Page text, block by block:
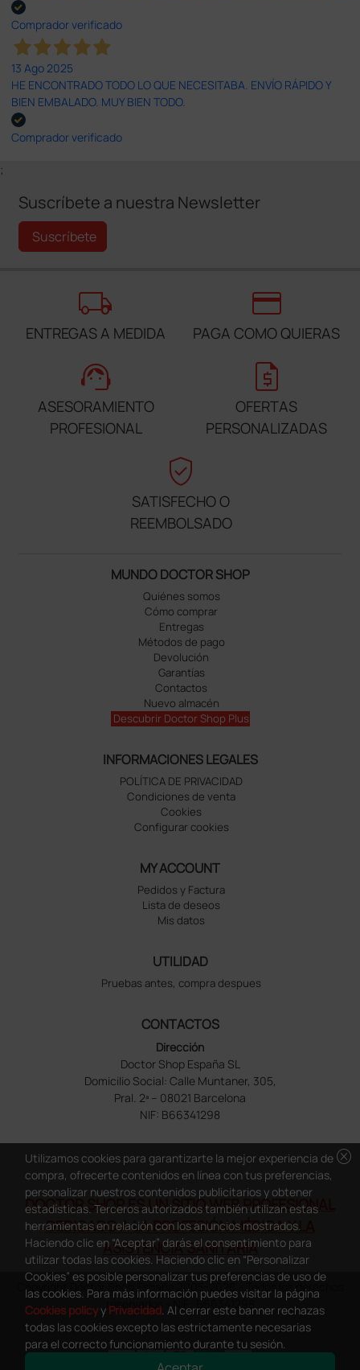
Comprador verificado
13 Ago 2025
HE ENCONTRADO TODO LO QUE NECESITABA. ENVÍO RÁPIDO Y
BIEN EMBALADO. MUY BIEN TODO.
Comprador verificado
;
Suscríbete a nuestra Newsletter
Suscríbete
local_shipping
ENTREGAS A MEDIDA
credit_card
PAGA COMO QUIERAS
support_agent
ASESORAMIENTO
PROFESIONAL
request_quote
OFERTAS
PERSONALIZADAS
verified_user
SATISFECHO O
REEMBOLSADO
MUNDO DOCTOR SHOP
Quiénes somos
Cómo comprar
Entregas
Métodos de pago
Devolución
Garantías
Contactos
Nuevo almacén
Descubrir Doctor Shop Plus
INFORMACIONES LEGALES
POLÍTICA DE PRIVACIDAD
Condiciones de venta
Cookies
Configurar cookies
MY ACCOUNT
Pedidos y Factura
Lista de deseos
Mis datos
UTILIDAD
Pruebas antes, compra despues
CONTACTOS
Dirección
Doctor Shop España SL
Domicilio Social: Calle Muntaner, 305,
Pral. 2ª – 08021 Barcelona
NIF: B66341298
DOCTOR SHOP ES UN SITIO WEB PROFESIONAL
DEDICADO A LA PROFESIÓN MÉDICA Y LA
ASISTENCIA SANITARIA
Copyright Doctor Shop España 2005-2026 - Todos los derechos
reservados - NIF.: B66341298
cancel
Utilizamos cookies para garantizarte la mejor experiencia de
compra, ofrecerte contenidos en línea con tus preferencias,
personalizar nuestros contenidos publicitarios y obtener
estadísticas. Terceros autorizados también utilizan estas
herramientas en relación con los anuncios mostrados.
Haciendo clic en “Aceptar” darás el consentimiento para
utilizar todas las cookies. Haciendo clic en “Personalizar
Cookies” es posible personalizar tus preferencias de uso de
las cookies. Para más información puedes visitar la página
Cookies policyy Privacidad. Al cerrar este banner rechazas
todas las cookies excepto las estrictamente necesarias
para el correcto funcionamiento durante tu sesión.